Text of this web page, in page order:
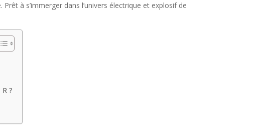
à s’immerger dans l’univers électrique et explosif de
?